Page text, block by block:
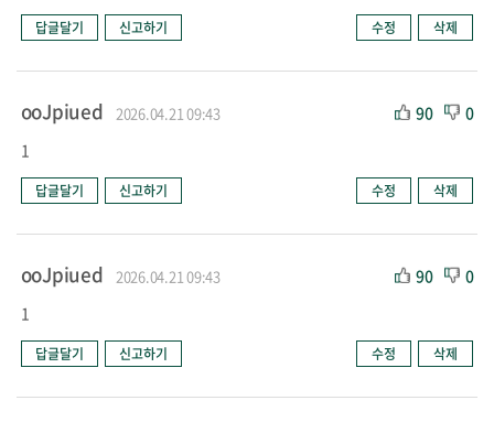
답글달기 신고하기 수정 삭제
ooJpiued 2026.04.21 09:43 90
0
1
답글달기 신고하기 수정 삭제
ooJpiued 2026.04.21 09:43 90
0
1
답글달기 신고하기 수정 삭제